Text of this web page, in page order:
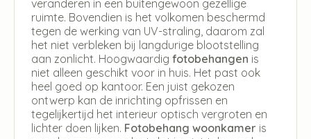
veranderen in een buitengewoon gezellige
ruimte. Bovendien is het volkomen beschermd
tegen de werking van UV-straling, daarom zal
het niet verbleken bij langdurige blootstelling
aan zonlicht. Hoogwaardig fotobehangen is
niet alleen geschikt voor in huis. Het past ook
heel goed op kantoor. Een juist gekozen
ontwerp kan de inrichting opfrissen en
tegelijkertijd het interieur optisch vergroten en
lichter doen lijken. Fotobehang woonkamer is